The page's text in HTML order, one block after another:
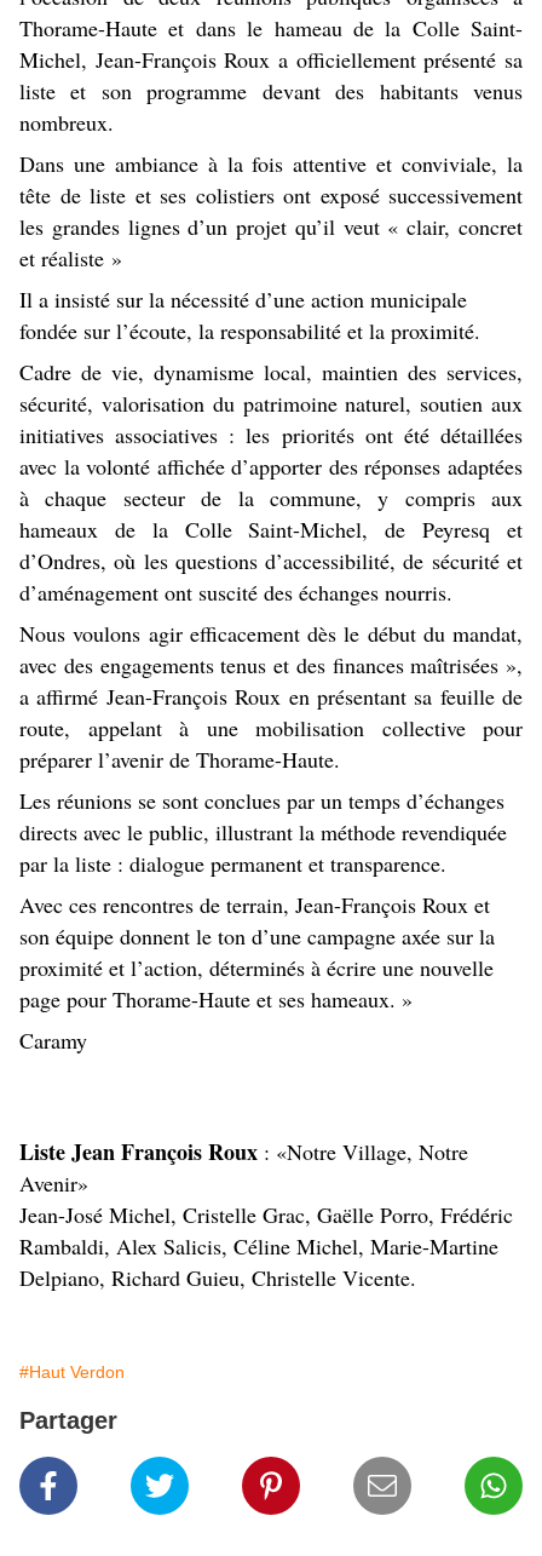
Thorame-Haute et dans le hameau de la Colle Saint-
Michel, Jean-François Roux a officiellement présenté sa
liste et son programme devant des habitants venus
nombreux.
Dans une ambiance à la fois attentive et conviviale, la
tête de liste et ses colistiers ont exposé successivement
les grandes lignes d’un projet qu’il veut « clair, concret
et réaliste »
Il a insisté sur la nécessité d’une action municipale
fondée sur l’écoute, la responsabilité et la proximité.
Cadre de vie, dynamisme local, maintien des services,
sécurité, valorisation du patrimoine naturel, soutien aux
initiatives associatives : les priorités ont été détaillées
avec la volonté affichée d’apporter des réponses adaptées
à chaque secteur de la commune, y compris aux
hameaux de la Colle Saint-Michel, de Peyresq et
d’Ondres, où les questions d’accessibilité, de sécurité et
d’aménagement ont suscité des échanges nourris.
Nous voulons agir efficacement dès le début du mandat,
avec des engagements tenus et des finances maîtrisées »,
a affirmé Jean-François Roux en présentant sa feuille de
route, appelant à une mobilisation collective pour
préparer l’avenir de Thorame-Haute.
Les réunions se sont conclues par un temps d’échanges
directs avec le public, illustrant la méthode revendiquée
par la liste : dialogue permanent et transparence.
Avec ces rencontres de terrain, Jean-François Roux et
son équipe donnent le ton d’une campagne axée sur la
proximité et l’action, déterminés à écrire une nouvelle
page pour Thorame-Haute et ses hameaux. »
Caramy
Liste Jean François Roux : «Notre Village, Notre
Avenir»
Jean-José Michel, Cristelle Grac, Gaëlle Porro, Frédéric
Rambaldi, Alex Salicis, Céline Michel, Marie-Martine
Delpiano, Richard Guieu, Christelle Vicente.
#Haut Verdon
Partager